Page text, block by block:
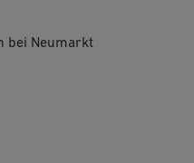
bei Neumarkt